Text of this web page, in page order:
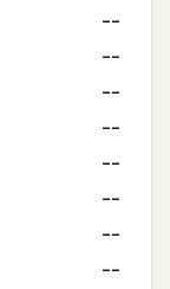
--
--
--
--
--
--
--
--